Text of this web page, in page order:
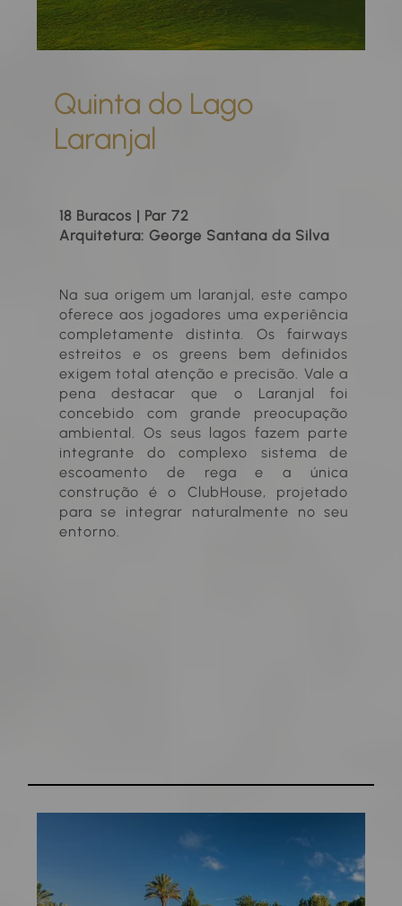
Quinta do Lago
Laranjal
18 Buracos | Par 72
Arquitetura: George Santana da Silva
Na sua origem um laranjal, este campo
oferece aos jogadores uma experiência
completamente distinta. Os fairways
estreitos e os greens bem definidos
exigem total atenção e precisão. Vale a
pena destacar que o Laranjal foi
concebido com grande preocupação
ambiental. Os seus lagos fazem parte
integrante do complexo sistema de
escoamento de rega e a única
construção é o ClubHouse, projetado
para se integrar naturalmente no seu
entorno.